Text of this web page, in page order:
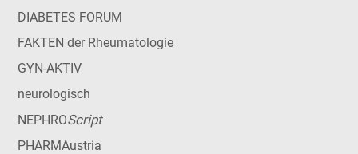
DIABETES FORUM
FAKTEN der Rheumatologie
GYN-AKTIV
neurologisch
NEPHROScript
PHARMAustria